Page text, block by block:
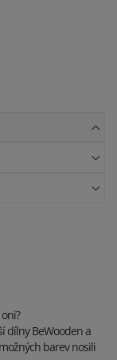
dílny BeWooden a
barev nosili